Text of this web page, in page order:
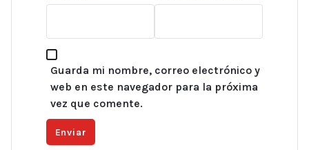
Guarda mi nombre, correo electrónico y
web en este navegador para la próxima
vez que comente.